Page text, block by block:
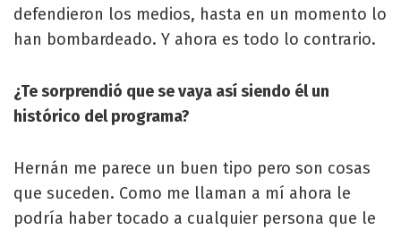
defendieron los medios, hasta en un momento lo
han bombardeado. Y ahora es todo lo contrario.
¿Te sorprendió que se vaya así siendo él un
histórico del programa?
Hernán me parece un buen tipo pero son cosas
que suceden. Como me llaman a mí ahora le
podría haber tocado a cualquier persona que le